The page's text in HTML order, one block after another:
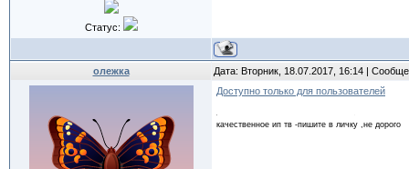
Статус:
олежка Дата: Вторник, 18.07.2017, 16:14 |
Доступно только для пользователей
качественное ип тв -пишите в личку ,не дорого